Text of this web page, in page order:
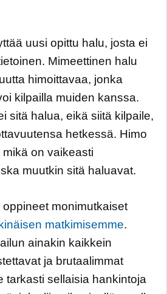
uusi opittu halu, josta ei
Mimeettinen halu
himoittavaa, jonka
kilpailla muiden kanssa.
sitä halua, eikä siitä kilpaile,
hetkessä. Himo
on vaikeasti
muutkin sitä haluavat.
monimutkaiset
matkimisemme.
ainakin kaikkein
ja brutaalimmat
tarkasti sellaisia hankintoja